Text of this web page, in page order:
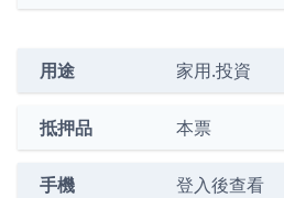
用途 家用.投資
抵押品 本票
手機 登入後查看